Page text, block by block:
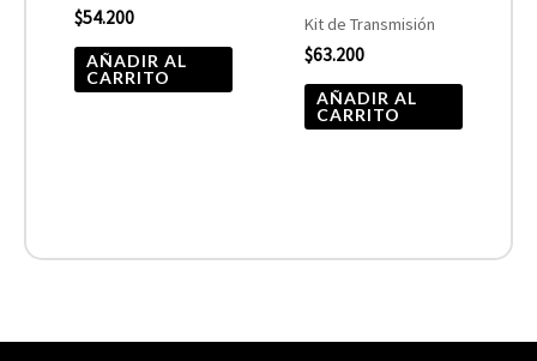
$54.200
AÑADIR AL
CARRITO
Kit de Transmisión
$63.200
AÑADIR AL
CARRITO